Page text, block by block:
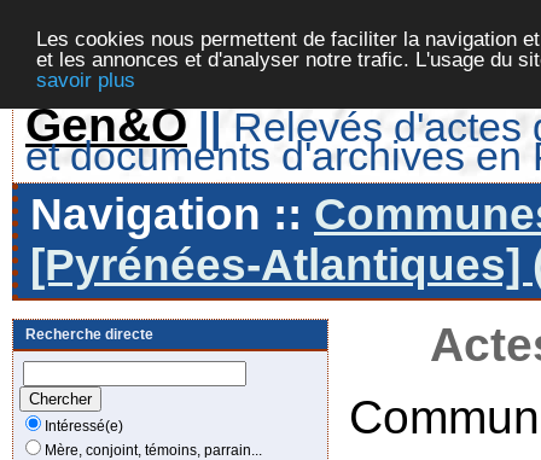
Les cookies nous permettent de faciliter la navigation
et les annonces et d'analyser notre trafic. L'usage du
savoir plus
Gen&O || Relevés d'actes
et documents d'archives en
Navigation ::
[Pyrénées-Atlantiques]
Recherche directe
Intéressé(e)
Mère, conjoint, témoins, parrain...